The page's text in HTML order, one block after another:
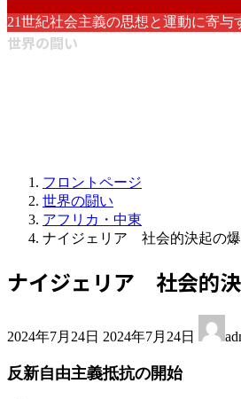
21世紀社会主義の思想と運動に寄与
世界の闘い
フロントページ
世界の闘い
アフリカ・中東
ナイジェリア 社会的決起の
ナイジェリア 社会的
2024年7月24日 終
新
2024年7月24日
反新自由主義抵抗の開始